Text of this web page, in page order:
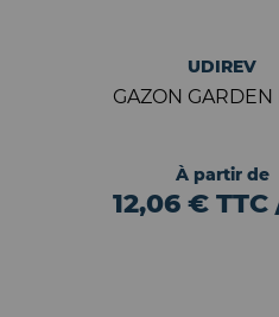
UDIREV
GAZON GARDEN
À partir de
12,06 € TTC